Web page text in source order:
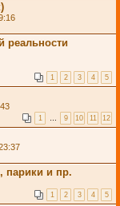
реальности
1 2 3 4 5
1 … 9 10 11 12
парики и пр.
1 2 3 4 5